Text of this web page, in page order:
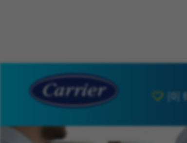
[0]